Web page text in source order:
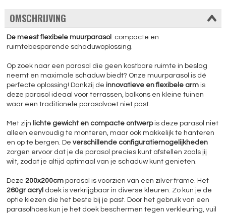
OMSCHRIJVING
De meest flexibele muurparasol : compacte en
ruimtebesparende schaduwoplossing.
Op zoek naar een parasol die geen kostbare ruimte in beslag
neemt en maximale schaduw biedt? Onze muurparasol is dé
perfecte oplossing! Dankzij de innovatieve en flexibele arm is
deze parasol ideaal voor terrassen, balkons en kleine tuinen
waar een traditionele parasolvoet niet past.
Met zijn lichte gewicht en compacte ontwerpis deze parasol niet
alleen eenvoudig te monteren, maar ook makkelijk te hanteren
en op te bergen. Deverschillende configuratiemogelijkheden
zorgen ervoor dat je de parasol precies kunt afstellen zoals jij
wilt, zodat je altijd optimaal van je schaduw kunt genieten.
Deze 200x200cm parasol is voorzien van een zilver frame. Het
260gr acryl doek is verkrijgbaar in diverse kleuren. Zo kun je de
optie kiezen die het beste bij je past. Door het gebruik van een
parasolhoes kun je het doek beschermen tegen verkleuring, vuil